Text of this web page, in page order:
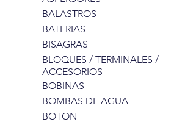
BALASTROS
BATERIAS
BISAGRAS
BLOQUES / TERMINALES /
ACCESORIOS
BOBINAS
BOMBAS DE AGUA
BOTON